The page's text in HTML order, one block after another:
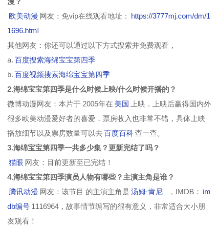
欧美动漫 网友：免vip在线观看地址： https://3777mj.com/dm/1
1696.html
其他网友：你还可以通过以下方式搜索并免费观看，
a. 百度搜索海绵宝宝第四季
b. 百度视频搜索海绵宝宝第四季
2.海绵宝宝第四季是什么时候上映/什么时候开播的？
微博动漫网友：本片于 2005年在 美国
上映，上映后赢得国内外
很多欧美动漫爱好者的喜爱，票房收入也非常不错，具体上映
播放细节以及票房数量可以去百度百科查一查。
3.海绵宝宝第四季一共多少集？更新完结了吗？
猫眼 网友：目前更新至已完结！
4.海绵宝宝第四季演员人物有哪些？主演主角是谁？
腾讯动漫 网友：该节目 的主演主角是 汤姆·肯尼 ，IMDB： im
db编号 1116964，故事情节编写的很有意义，非常适合大小朋
友观看！